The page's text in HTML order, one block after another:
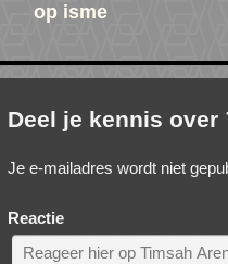
op isme
Deel je kennis over
Je e-mailadres wordt niet
Reactie